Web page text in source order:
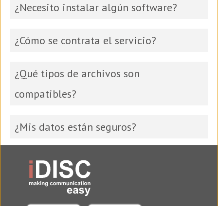
¿Necesito instalar algún software?
¿Cómo se contrata el servicio?
¿Qué tipos de archivos son
compatibles?
¿Mis datos están seguros?